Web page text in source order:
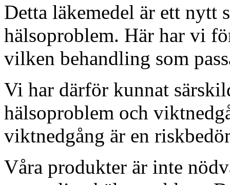
Detta läkemedel är ett nytt
hälsoproblem. Här har vi
vilken behandling som
Vi har därför kunnat
hälsoproblem och
viktnedgång är en
Våra produkter är inte